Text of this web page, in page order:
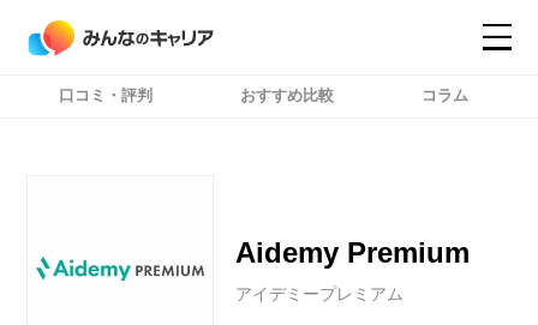
口コミ・評判 おすすめ比較 コラム
Aidemy Premium
アイデミープレミアム